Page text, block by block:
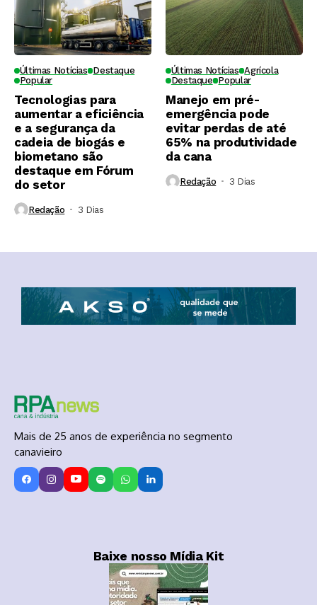
Últimas Notícias Destaque
Popular
Tecnologias para
aumentar a eficiência
e a segurança da
cadeia de biogás e
biometano são
destaque em Fórum
do setor
Redação 3 Dias ⁮
Últimas Notícias Agrícola
Destaque Popular
Manejo em pré-
emergência pode
evitar perdas de até
65% na produtividade
da cana
Redação 3 Dias ⁮
Mais de 25 anos de experiência no segmento
canavieiro
Baixe nosso Mídia Kit